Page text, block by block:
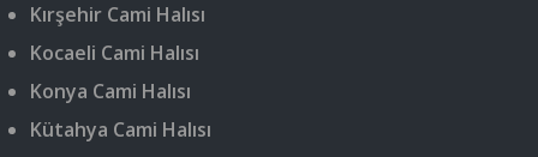
Kırşehir Cami Halısı
Kocaeli Cami Halısı
Konya Cami Halısı
Kütahya Cami Halısı